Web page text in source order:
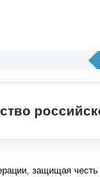
защищая честь